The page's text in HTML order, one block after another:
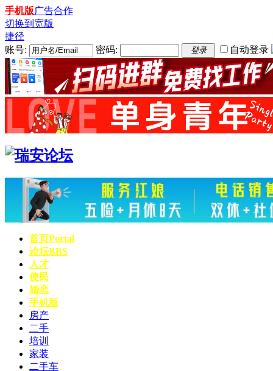
手机版广告合作
切换到宽版
捷径
账号:
密码: 登录 自动登录
首页Portal
论坛BBS
人才
便民
婚恋
手机版
房产
二手
培训
家装
二手车